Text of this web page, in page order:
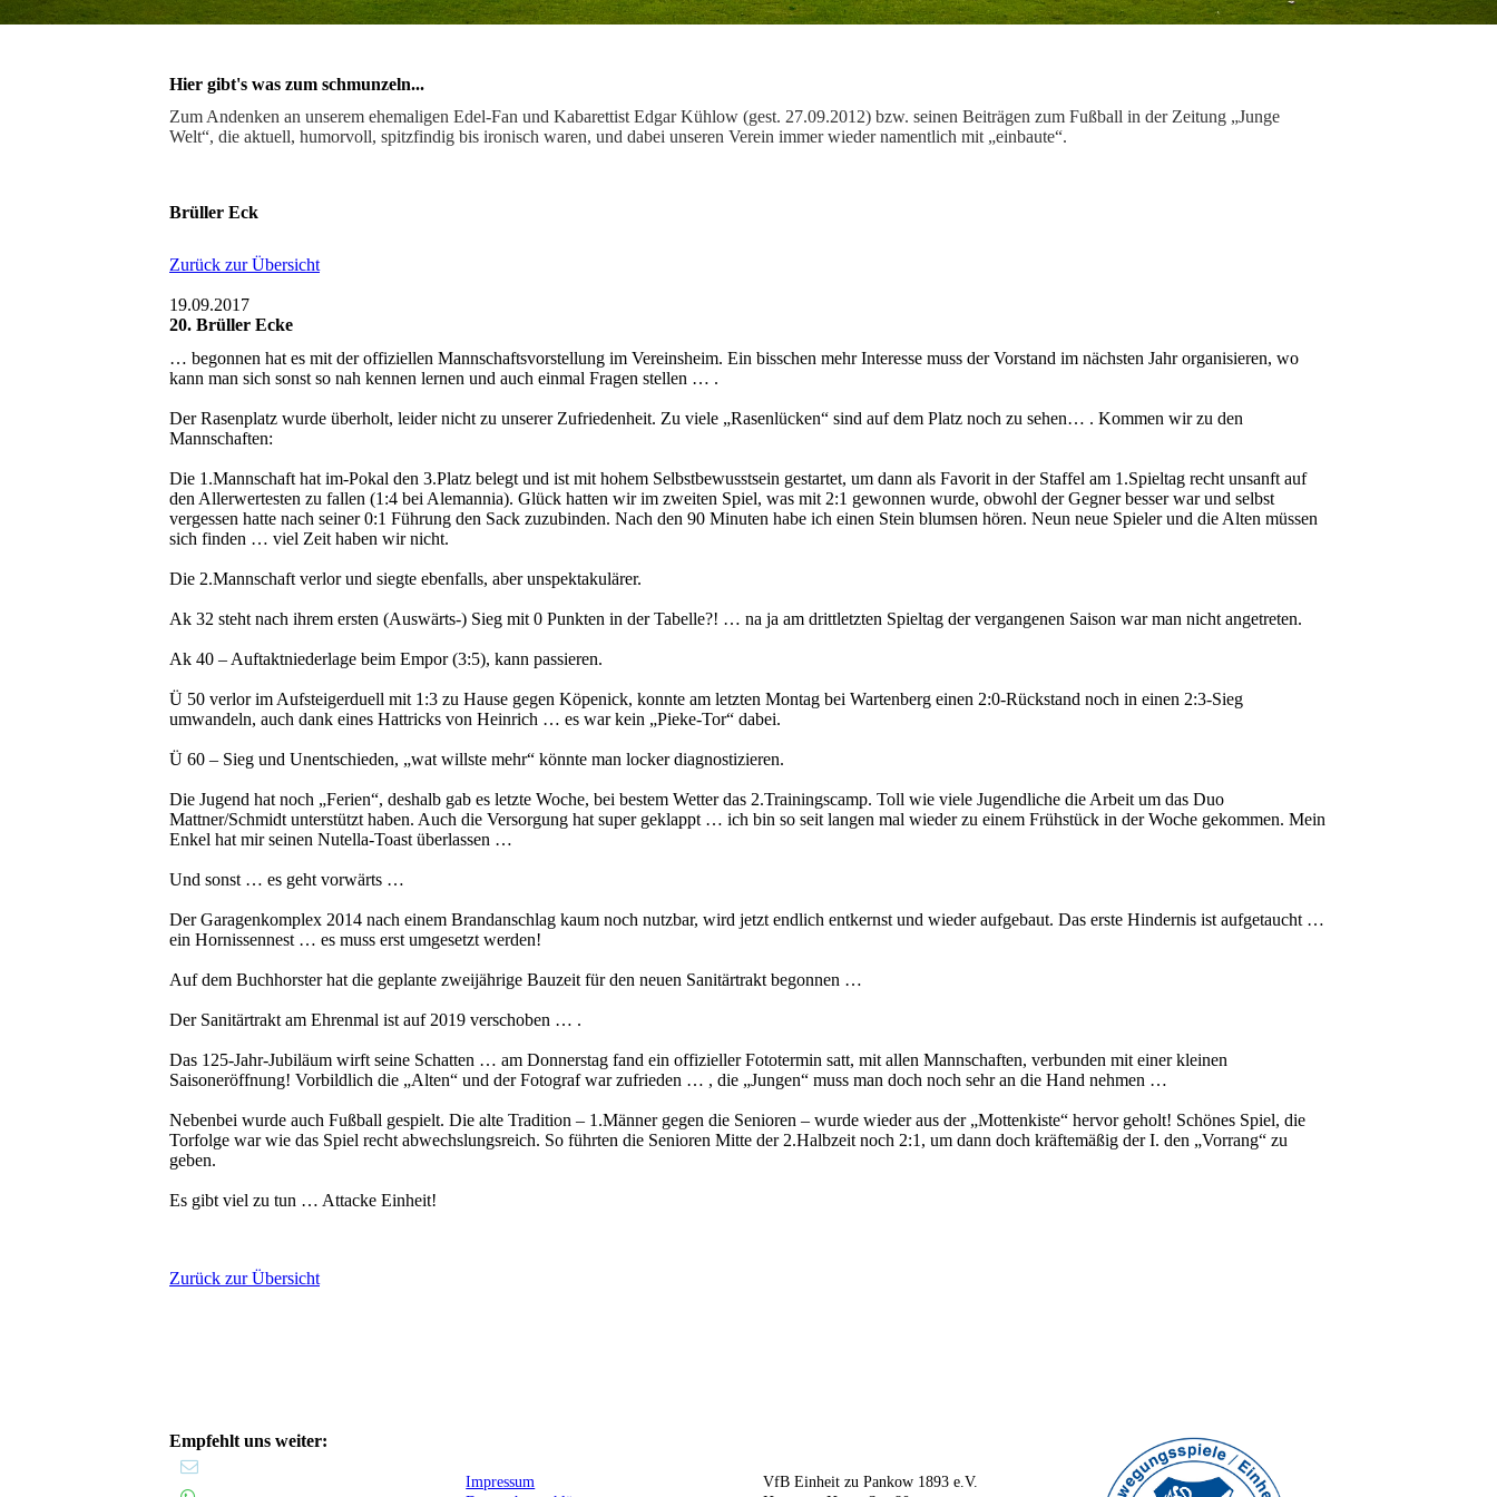
Hier gibt's was zum schmunzeln...
Zum Andenken an unserem ehemaligen Edel-Fan und Kabarettist Edgar Kühlow (gest. 27.09.2012) bzw. seinen Beiträgen zum Fußball in der Zeitung „Junge
Welt“, die aktuell, humorvoll, spitzfindig bis ironisch waren, und dabei unseren Verein immer wieder namentlich mit „einbaute“.
Brüller Eck
Zurück zur Übersicht
19.09.2017
20. Brüller Ecke
… begonnen hat es mit der offiziellen Mannschaftsvorstellung im Vereinsheim. Ein bisschen mehr Interesse muss der Vorstand im nächsten Jahr organisieren, wo
kann man sich sonst so nah kennen lernen und auch einmal Fragen stellen … .
Der Rasenplatz wurde überholt, leider nicht zu unserer Zufriedenheit. Zu viele „Rasenlücken“ sind auf dem Platz noch zu sehen… . Kommen wir zu den
Mannschaften:
Die 1.Mannschaft hat im-Pokal den 3.Platz belegt und ist mit hohem Selbstbewusstsein gestartet, um dann als Favorit in der Staffel am 1.Spieltag recht unsanft auf
den Allerwertesten zu fallen (1:4 bei Alemannia). Glück hatten wir im zweiten Spiel, was mit 2:1 gewonnen wurde, obwohl der Gegner besser war und selbst
vergessen hatte nach seiner 0:1 Führung den Sack zuzubinden. Nach den 90 Minuten habe ich einen Stein blumsen hören. Neun neue Spieler und die Alten müssen
sich finden … viel Zeit haben wir nicht.
Die 2.Mannschaft verlor und siegte ebenfalls, aber unspektakulärer.
Ak 32 steht nach ihrem ersten (Auswärts-) Sieg mit 0 Punkten in der Tabelle?! … na ja am drittletzten Spieltag der vergangenen Saison war man nicht angetreten.
Ak 40 – Auftaktniederlage beim Empor (3:5), kann passieren.
Ü 50 verlor im Aufsteigerduell mit 1:3 zu Hause gegen Köpenick, konnte am letzten Montag bei Wartenberg einen 2:0-Rückstand noch in einen 2:3-Sieg
umwandeln, auch dank eines Hattricks von Heinrich … es war kein „Pieke-Tor“ dabei.
Ü 60 – Sieg und Unentschieden, „wat willste mehr“ könnte man locker diagnostizieren.
Die Jugend hat noch „Ferien“, deshalb gab es letzte Woche, bei bestem Wetter das 2.Trainingscamp. Toll wie viele Jugendliche die Arbeit um das Duo
Mattner/Schmidt unterstützt haben. Auch die Versorgung hat super geklappt … ich bin so seit langen mal wieder zu einem Frühstück in der Woche gekommen. Mein
Enkel hat mir seinen Nutella-Toast überlassen …
Und sonst … es geht vorwärts …
Der Garagenkomplex 2014 nach einem Brandanschlag kaum noch nutzbar, wird jetzt endlich entkernst und wieder aufgebaut. Das erste Hindernis ist aufgetaucht …
ein Hornissennest … es muss erst umgesetzt werden!
Auf dem Buchhorster hat die geplante zweijährige Bauzeit für den neuen Sanitärtrakt begonnen …
Der Sanitärtrakt am Ehrenmal ist auf 2019 verschoben … .
Das 125-Jahr-Jubiläum wirft seine Schatten … am Donnerstag fand ein offizieller Fototermin satt, mit allen Mannschaften, verbunden mit einer kleinen
Saisoneröffnung! Vorbildlich die „Alten“ und der Fotograf war zufrieden … , die „Jungen“ muss man doch noch sehr an die Hand nehmen …
Nebenbei wurde auch Fußball gespielt. Die alte Tradition – 1.Männer gegen die Senioren – wurde wieder aus der „Mottenkiste“ hervor geholt! Schönes Spiel, die
Torfolge war wie das Spiel recht abwechslungsreich. So führten die Senioren Mitte der 2.Halbzeit noch 2:1, um dann doch kräftemäßig der I. den „Vorrang“ zu
geben.
Es gibt viel zu tun … Attacke Einheit!
Zurück zur Übersicht
Empfehlt uns weiter:
Impressum
VfB Einheit zu Pankow 1893 e.V.